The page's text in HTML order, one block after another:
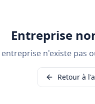
Entreprise
entreprise n'existe pas
Retour à